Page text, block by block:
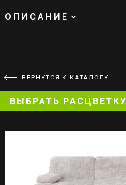
ОПИСАНИЕ
ВЕРНУТСЯ К КАТАЛОГУ
ВЫБРАТЬ РАСЦВЕТКУ